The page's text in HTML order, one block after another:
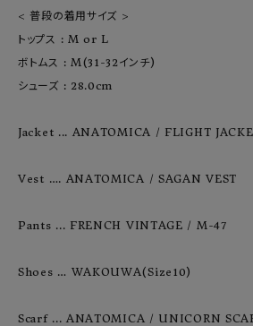
< 普段の着用サイズ >
トップス : M or L
ボトムス : M(31-32インチ)
シューズ : 28.0cm
Jacket ... ANATOMICA / FLIGHT
Vest …. ANATOMICA / SAGAN VEST
Pants ... FRENCH VINTAGE / M-47
Shoes … WAKOUWA(Size10)
Scarf ... ANATOMICA / UNICORN